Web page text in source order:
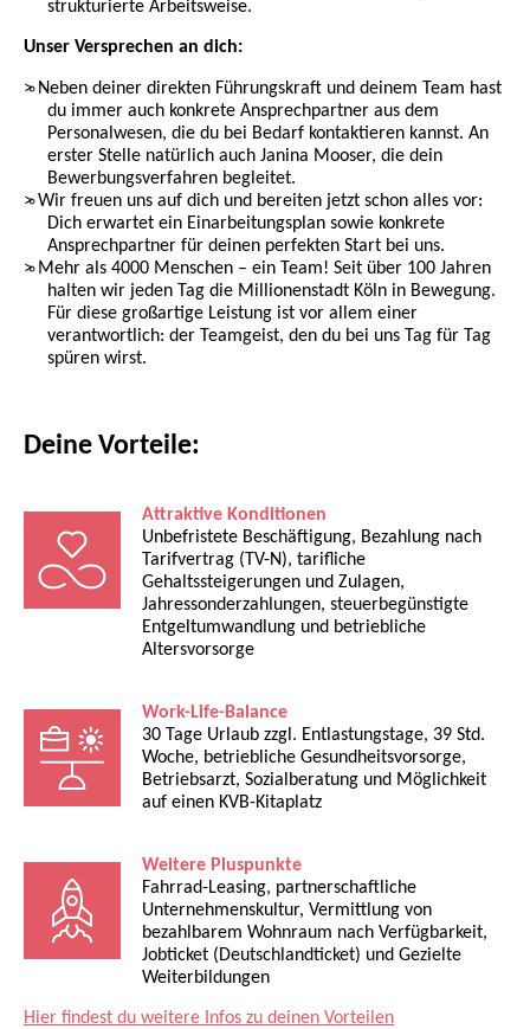
strukturierte Arbeitsweise.
Unser Versprechen an dich:
Neben deiner direkten Führungskraft und deinem Team hast
du immer auch konkrete Ansprechpartner aus dem
Personalwesen, die du bei Bedarf kontaktieren kannst. An
erster Stelle natürlich auch Janina Mooser, die dein
Bewerbungsverfahren begleitet.
Wir freuen uns auf dich und bereiten jetzt schon alles vor:
Dich erwartet ein Einarbeitungsplan sowie konkrete
Ansprechpartner für deinen perfekten Start bei uns.
Mehr als 4000 Menschen – ein Team! Seit über 100 Jahren
halten wir jeden Tag die Millionenstadt Köln in Bewegung.
Für diese großartige Leistung ist vor allem einer
verantwortlich: der Teamgeist, den du bei uns Tag für Tag
spüren wirst.
Deine Vorteile:
Attraktive Konditionen
Unbefristete Beschäftigung, Bezahlung nach
Tarifvertrag (TV-N), tarifliche
Gehaltssteigerungen und Zulagen,
Jahressonderzahlungen, steuerbegünstigte
Entgeltumwandlung und betriebliche
Altersvorsorge
Work-Life-Balance
30 Tage Urlaub zzgl. Entlastungstage, 39 Std.
Woche, betriebliche Gesundheitsvorsorge,
Betriebsarzt, Sozialberatung und Möglichkeit
auf einen KVB-Kitaplatz
Weitere Pluspunkte
Fahrrad-Leasing, partnerschaftliche
Unternehmenskultur, Vermittlung von
bezahlbarem Wohnraum nach Verfügbarkeit,
Jobticket (Deutschlandticket) und Gezielte
Weiterbildungen
Hier findest du weitere Infos zu deinen Vorteilen